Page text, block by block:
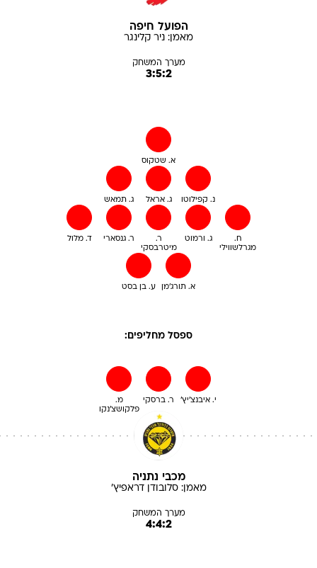
הפועל חיפה
מאמן: ניר קלינגר
מערך המשחק
3:5:2
א. שטקוס
ג. תמאש ג. אראל נ. קפילוטו
ד. מלול ר. גנסארי
ר.
מיטרבסקי
ג. ורמוט
ח.
מגרלשווילי
ע. בן בסט א. תורג'מן
ספסל מחליפים:
מ.
פלקושצ'נקו
ר. ברסקי י. איבנצ'יץ'
מכבי נתניה
מאמן:סלובודן דראפיץ'
מערך המשחק
4:4:2